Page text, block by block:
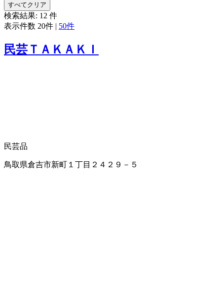
すべてクリア
検索結果: 12 件
表示件数 20件 | 50件
民芸ＴＡＫＡＫＩ
民芸品
鳥取県倉吉市新町１丁目２４２９－５